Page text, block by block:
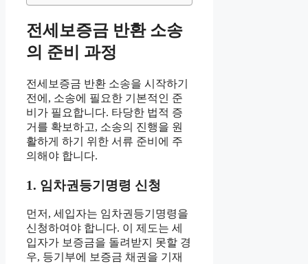
전세보증금 반환 소송
의 준비 과정
전세보증금 반환 소송을 시작하기
전에, 소송에 필요한 기본적인 준
비가 필요합니다. 타당한 법적 증
거를 확보하고, 소송의 진행을 원
활하게 하기 위한 서류 준비에 주
의해야 합니다.
1. 임차권등기명령 신청
먼저, 세입자는 임차권등기명령을
신청하여야 합니다. 이 제도는 세
입자가 보증금을 돌려받지 못할 경
우, 등기부에 보증금 채권을 기재